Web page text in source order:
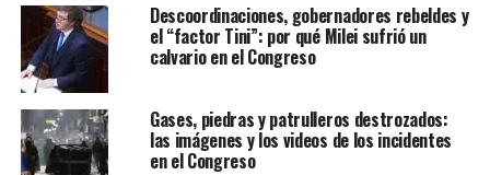
Descoordinaciones, gobernadores rebeldes y
el “factor Tini”: por qué Milei sufrió un
calvario en el Congreso
Gases, piedras y patrulleros destrozados:
las imágenes y los videos de los incidentes
en el Congreso